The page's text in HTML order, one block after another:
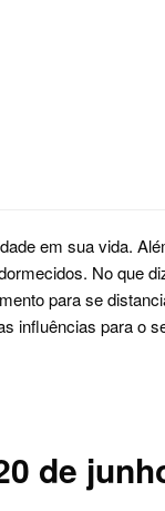
em sua vida.
No que
para se
influências para o
de